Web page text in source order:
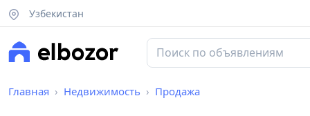
Узбекистан
Главная Недвижимость Продажа